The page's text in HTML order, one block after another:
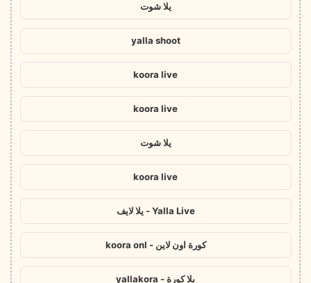
يلا شوت
yalla shoot
koora live
koora live
يلا شوت
koora live
Yalla Live - يلا لايف
كورة اون لاين - koora onl
يلا كورة - yallakora